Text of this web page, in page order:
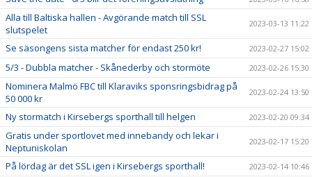
Alla till Baltiska hallen - Avgörande match till SSL
slutspelet
2023-03-13 11:22
Se säsongens sista matcher för endast 250 kr! 2023-02-27 15:02
5/3 - Dubbla matcher - Skånederby och stormöte 2023-02-26 15:30
Nominera Malmö FBC till Klaraviks sponsringsbidrag på
50 000 kr
2023-02-24 13:50
Ny stormatch i Kirsebergs sporthall till helgen 2023-02-20 09:34
Gratis under sportlovet med innebandy och lekar i
Neptuniskolan
2023-02-17 15:20
På lördag är det SSL igen i Kirsebergs sporthall! 2023-02-14 10:46